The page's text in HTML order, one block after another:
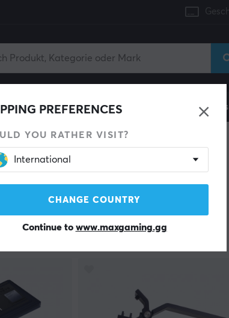
Gaming-Stühle Handyzubehör
PREFERENCES
YOU RATHER VISIT?
International
CHANGE COUNTRY
Continue to www.maxgaming.gg